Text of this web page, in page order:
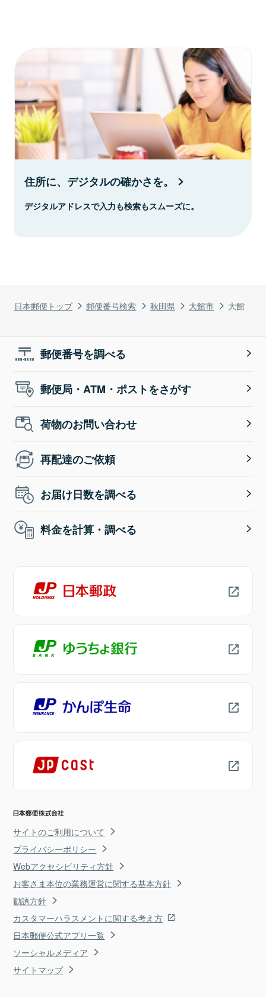
日本郵便トップ 郵便番号検索 秋田県 大館市 大館
住所に、デジタルの確かさを。
デジタルアドレスで入力も検索もスムーズに。
郵便番号を調べる
郵便局・ATM・ポストをさがす
荷物のお問い合わせ
再配達のご依頼
お届け日数を調べる
料金を計算・調べる
サイトのご利用について
プライバシーポリシー
Webアクセシビリティ方針
お客さま本位の業務運営に関する基本方針
勧誘方針
カスタマーハラスメントに関する考え方
日本郵便公式アプリ一覧
ソーシャルメディア
サイトマップ